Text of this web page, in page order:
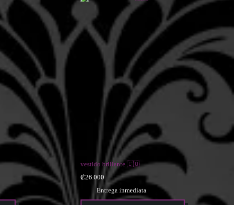
vestido brillante 🇨🇴
₡26.000
Entrega inmediata